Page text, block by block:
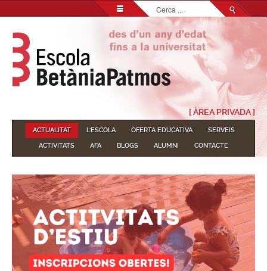
Cerca
...
[ ÀREA PRIVADA ]
ACTUALITAT L'ESCOLA OFERTA EDUCATIVA
SERVEIS
ACTIVITATS
AFA BLOGS ALUMNI CONTACTE